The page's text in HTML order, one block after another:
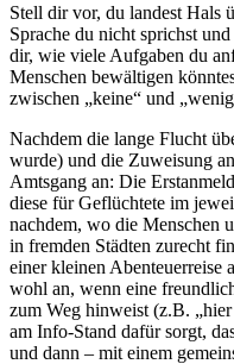
Stell dir vor, du landest Hals
Sprache du nicht sprichst
dir, wie viele Aufgaben du
Menschen bewältigen
zwischen „keine“ und
Nachdem die lange Flucht
wurde) und die Zuweisung
Amtsgang an: Die
diese für Geflüchtete im
nachdem, wo die Menschen
in fremden Städten zurecht
einer kleinen Abenteuerreise
wohl an, wenn eine
zum Weg hinweist (z.B.
am Info-Stand dafür sorgt,
und dann – mit einem